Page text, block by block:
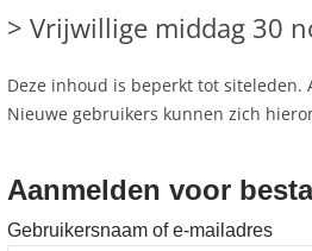
28 OKT.
>
> Vrijwillige middag 30
Deze inhoud is beperkt tot
Nieuwe gebruikers kunnen zich
Aanmelden voor
Gebruikersnaam of e-mailadres